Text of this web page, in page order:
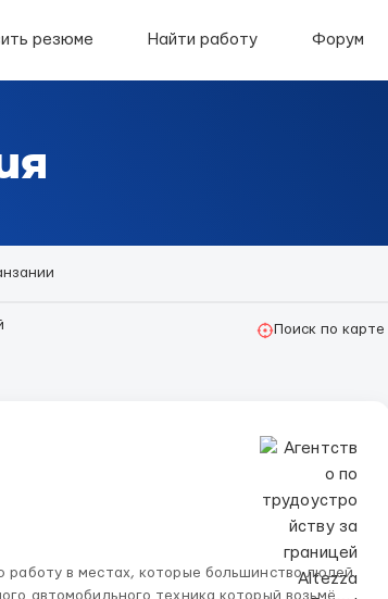
резюме Найти работу Форум
Поиск по карте